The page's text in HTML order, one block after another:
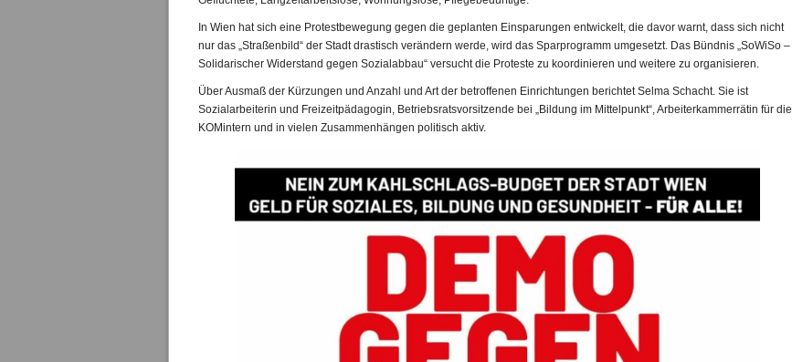
In Wien hat sich eine Protestbewegung gegen die geplanten Einsparungen entwickelt, die davor warnt, dass sich nicht
nur das „Straßenbild“ der Stadt drastisch verändern werde, wird das Sparprogramm umgesetzt. Das Bündnis „SoWiSo –
Solidarischer Widerstand gegen Sozialabbau“ versucht die Proteste zu koordinieren und weitere zu organisieren.
Über Ausmaß der Kürzungen und Anzahl und Art der betroffenen Einrichtungen berichtet Selma Schacht. Sie ist
Sozialarbeiterin und Freizeitpädagogin, Betriebsratsvorsitzende bei „Bildung im Mittelpunkt“, Arbeiterkammerrätin für die
KOMintern und in vielen Zusammenhängen politisch aktiv.